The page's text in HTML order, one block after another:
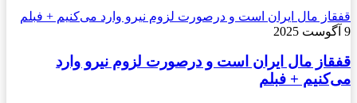
قفقاز مال ایران است و درصورت لزوم نیرو وارد می‌کنیم + فبلم
9 آگوست 2025
قفقاز مال ایران است و درصورت لزوم نیرو وارد
می‌کنیم + فبلم